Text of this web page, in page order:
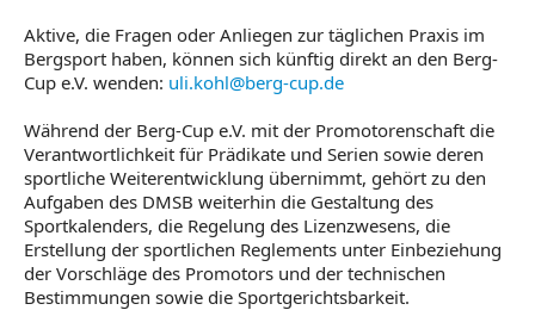
Aktive, die Fragen oder Anliegen zur täglichen Praxis im
Bergsport haben, können sich künftig direkt an den Berg-
Cup e.V. wenden: uli.kohl@berg-cup.de
Während der Berg-Cup e.V. mit der Promotorenschaft die
Verantwortlichkeit für Prädikate und Serien sowie deren
sportliche Weiterentwicklung übernimmt, gehört zu den
Aufgaben des DMSB weiterhin die Gestaltung des
Sportkalenders, die Regelung des Lizenzwesens, die
Erstellung der sportlichen Reglements unter Einbeziehung
der Vorschläge des Promotors und der technischen
Bestimmungen sowie die Sportgerichtsbarkeit.